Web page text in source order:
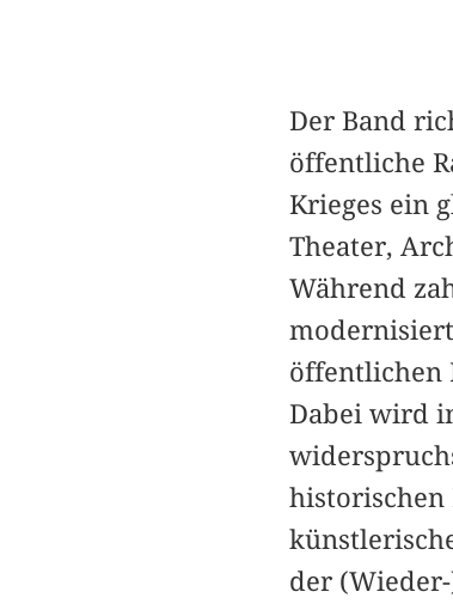
Der Band
öffentliche
Krieges ein
Theater,
Während
öffentlichen
Dabei wird
historischen
der